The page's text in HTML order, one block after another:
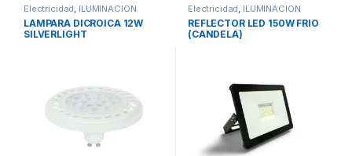
Electricidad, ILUMINACION
LAMPARA DICROICA 12W
SILVERLIGHT
Electricidad, ILUMINACION
REFLECTOR LED 150W FRIO
(CANDELA)